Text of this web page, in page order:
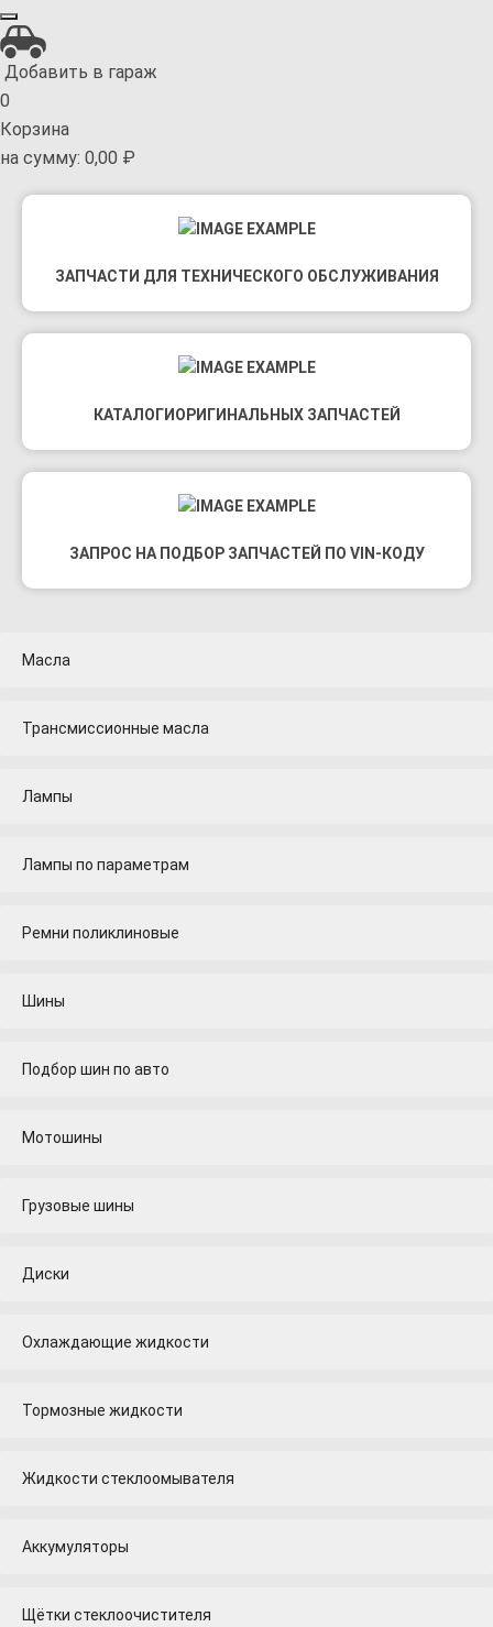
Добавить в гараж
0
Корзина
на сумму: 0,00 ₽
ЗАПЧАСТИ ДЛЯ ТЕХНИЧЕСКОГО ОБСЛУЖИВАНИЯ
КАТАЛОГИ ОРИГИНАЛЬНЫХЗАПЧАСТЕЙ
ЗАПРОС НА ПОДБОР ЗАПЧАСТЕЙ ПО VIN-КОДУ
Масла
Трансмиссионные масла
Лампы
Лампы по параметрам
Ремни поликлиновые
Шины
Подбор шин по авто
Мотошины
Грузовые шины
Диски
Охлаждающие жидкости
Тормозные жидкости
Жидкости стеклоомывателя
Аккумуляторы
Щётки стеклоочистителя